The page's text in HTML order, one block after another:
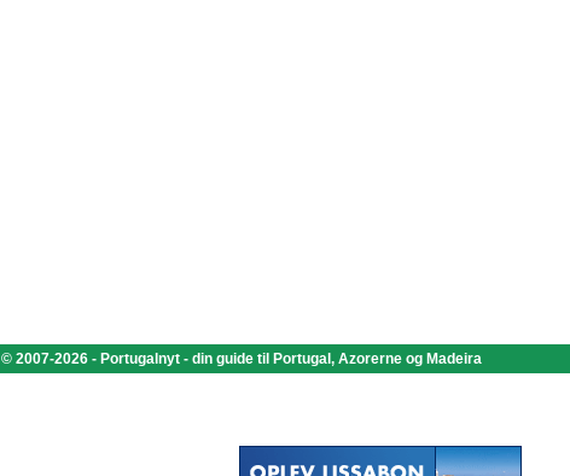
© 2007-2026 - Portugalnyt - din guide til Portugal, Azorerne og Madeira